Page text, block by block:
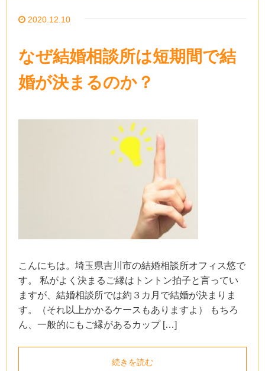
2020.12.10
なぜ結婚相談所は短期間で結
婚が決まるのか？
こんにちは。埼玉県吉川市の結婚相談所オフィス悠で
す。 私がよく決まるご縁はトントン拍子と言ってい
ますが、結婚相談所では約３カ月で結婚が決まりま
す。（それ以上かかるケースもありますよ） もちろ
ん、一般的にもご縁があるカップ […]
続きを読む